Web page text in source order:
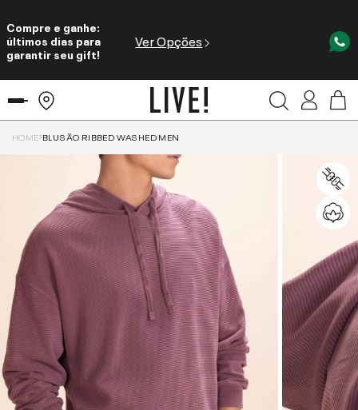
Compre e ganhe:
últimos dias para
garantir seu gift!
Ver Opções
HOME BLUSÃO RIBBED WASHED MEN